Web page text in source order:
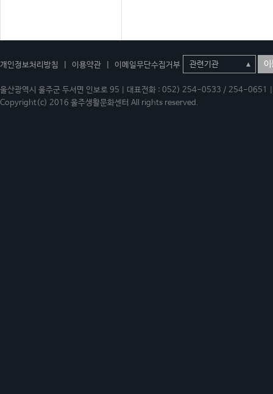
개인정보처리방침 이용약관 이메일무단수집거부 이
울산광역시 울주군 두서면 인보로 95 | 대표전화 : 052) 254-0533 / 254-
Copyright(c) 2016 울주생활문화센터 All rights reserved.